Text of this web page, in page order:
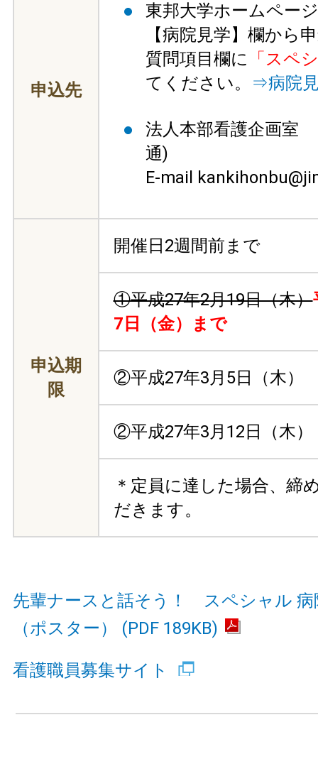
申込先
東邦大学ホームペー
【病院見学】欄から
質問項目欄に 「スペ
てください。
⇒病院
法人本部看護企画
通)
E-mail
申込期
限
開催日2週間前まで
①平成27年2月19日（木）
7日（金）まで
②平成27年3月5日（木）
②平成27年3月12日（木）
＊定員に達した場合、締
だきます。
先輩ナースと話そう！ スペシャル 病
（ポスター） (PDF 189KB)
看護職員募集サイト